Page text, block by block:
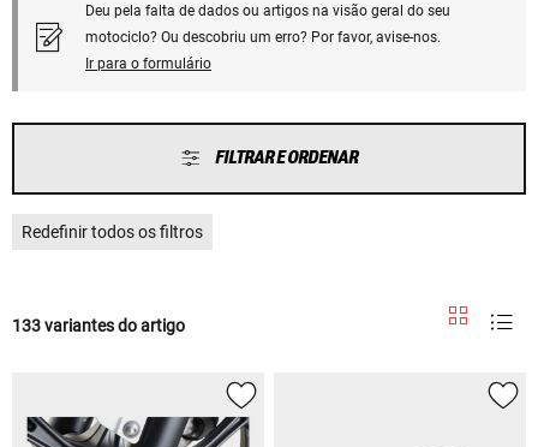
Deu pela falta de dados ou artigos na visão geral do seu
motociclo? Ou descobriu um erro? Por favor, avise-nos.
Ir para o formulário
FILTRAR E ORDENAR
Redefinir todos os filtros
133 variantes do artigo